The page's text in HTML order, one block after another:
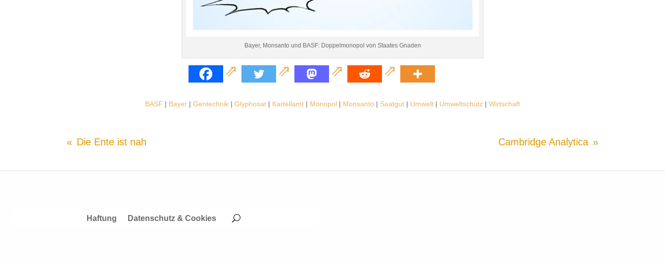
Bayer, Monsanto und BASF: Doppelmonopol von Staates Gnaden
BASF | Bayer | Gentechnik | Glyphosat | Kartellamt | Monopol | Monsanto | Saatgut | Umwelt | Umweltschutz | Wirtschaft
Die Ente ist nah Cambridge Analytica
Haftung Datenschutz & Cookies